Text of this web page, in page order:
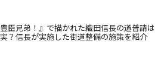
豊臣兄弟！』で描かれた織田信長の道普請は
？信長が実施した街道整備の施策を紹介